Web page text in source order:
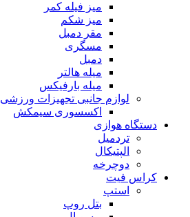
میز فیله کمر
میز شکم
مقر دمبل
مسگری
دمبل
میله هالتر
میله بارفیکس
لوازم جانبی تجهیزات ورزشی
اکسسوری سیمکش
دستگاه هوازی
تردمیل
الپتیکال
دوچرخه
کراس فیت
استپ
بتل روپ